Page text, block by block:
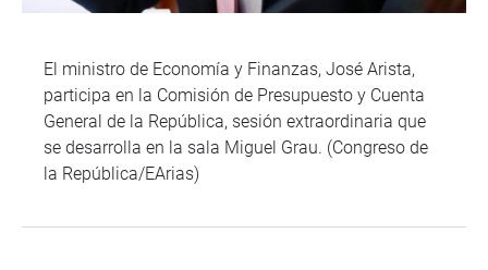
El ministro de Economía y Finanzas, José Arista,
participa en la Comisión de Presupuesto y Cuenta
General de la República, sesión extraordinaria que
se desarrolla en la sala Miguel Grau. (Congreso de
la República/EArias)